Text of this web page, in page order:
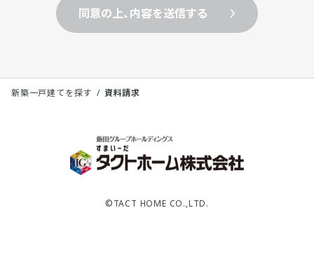
同意の上、内容を送信する
新築一戸建てを探す 資料請求
©TACT HOME CO.,LTD.